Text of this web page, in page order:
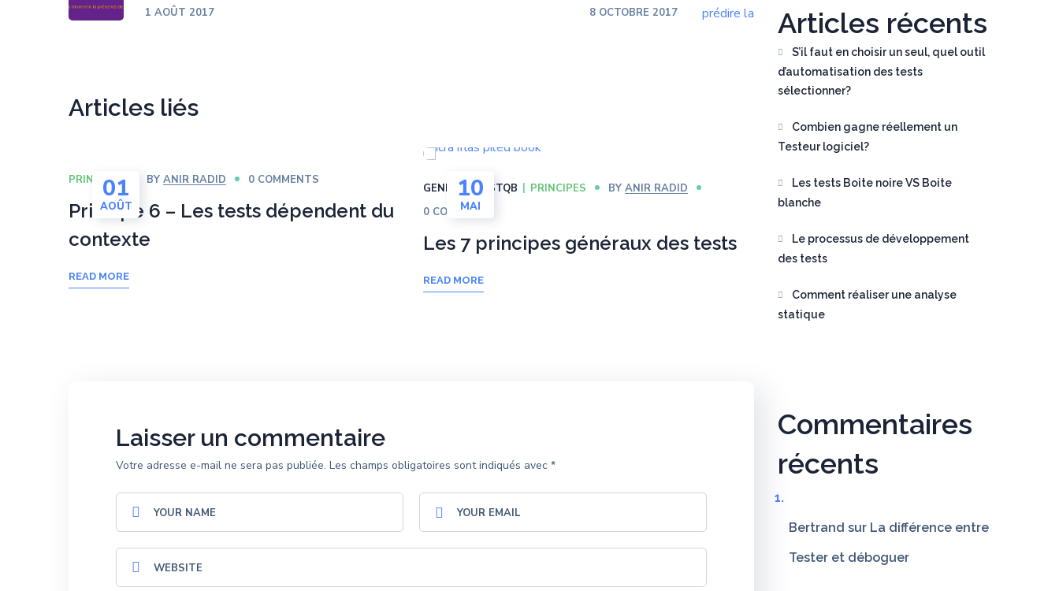
1 AOÛT 2017 8 OCTOBRE 2017
Articles liés
01
AOÛT
PRINCIPES BYANIR RADID 0 COMMENTS
Principe 6 – Les tests dépendent du
contexte
READ MORE
10
MAI
GENERAL ISTQB PRINCIPES BYANIR RADID
0 COMMENTS
Les 7 principes généraux des tests
READ MORE
Laisser un commentaire
Votre adresse e-mail ne sera pas publiée. Les champs obligatoires sont indiqués avec *
Articles récents
S’il faut en choisir un seul, quel outil
d’automatisation des tests
sélectionner?
Combien gagne réellement un
Testeur logiciel?
Les tests Boite noire VS Boite
blanche
Le processus de développement
des tests
Comment réaliser une analyse
statique
Commentaires
récents
Bertrand sur La différence entre
Tester et déboguer